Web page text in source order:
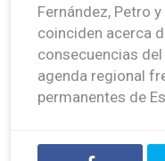
Fernández, Petro
coinciden acerca
consecuencias
agenda regional
permanentes de